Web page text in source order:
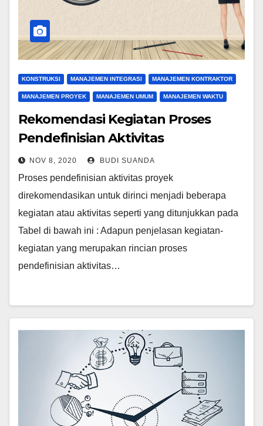
KONSTRUKSI MANAJEMEN INTEGRASI MANAJEMEN KONTRAKTOR
MANAJEMEN PROYEK MANAJEMEN UMUM MANAJEMEN WAKTU
Rekomendasi Kegiatan Proses
Pendefinisian Aktivitas
NOV 8, 2020 BUDI SUANDA
Proses pendefinisian aktivitas proyek
direkomendasikan untuk dirinci menjadi beberapa
kegiatan atau aktivitas seperti yang ditunjukkan pada
Tabel di bawah ini : Adapun penjelasan kegiatan-
kegiatan yang merupakan rincian proses
pendefinisian aktivitas…